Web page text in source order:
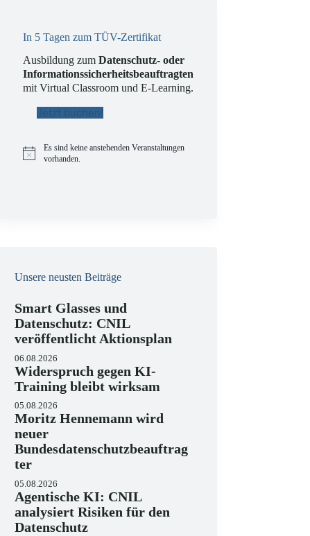
In 5 Tagen zum TÜV-Zertifikat
Ausbildung zumDatenschutz- oder
Informationssicherheitsbeauftragten
mit Virtual Classroom und E-Learning.
Jetzt buchen!
H
Es sind keine anstehenden Veranstaltungen
vorhanden.
Unsere neusten Beiträge
Smart Glasses und
Datenschutz: CNIL
veröffentlicht Aktionsplan
06.08.2026
Widerspruch gegen KI-
Training bleibt wirksam
05.08.2026
Moritz Hennemann wird
neuer
Bundesdatenschutzbeauftrag
ter
05.08.2026
Agentische KI: CNIL
analysiert Risiken für den
Datenschutz